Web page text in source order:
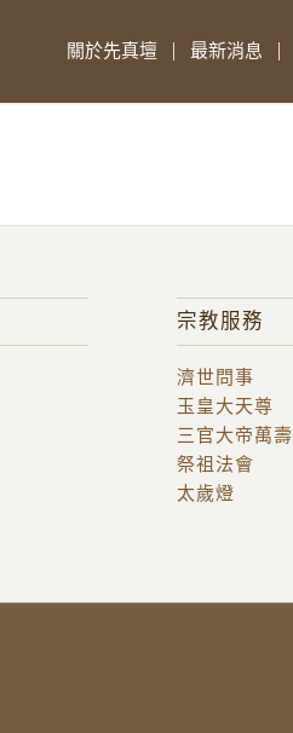
關於先真壇 最新消息
宗教服務
濟世問事
玉皇大天尊
三官大帝萬壽
祭祖法會
太歲燈